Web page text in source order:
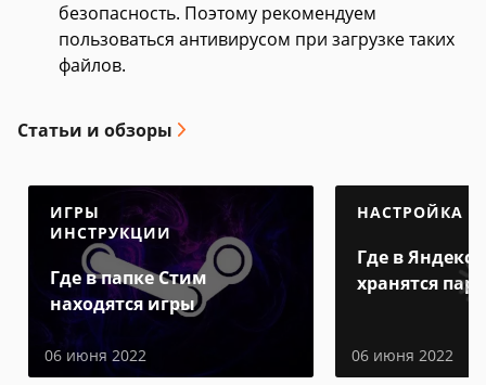
безопасность. Поэтому рекомендуем
пользоваться антивирусом при загрузке таких
файлов.
Статьи и обзоры
ИГРЫ
ИНСТРУКЦИИ
Где в папке Стим
находятся игры
06 июня 2022
НАСТРОЙКА
Где в Яндекс
хранятся
06 июня 2022